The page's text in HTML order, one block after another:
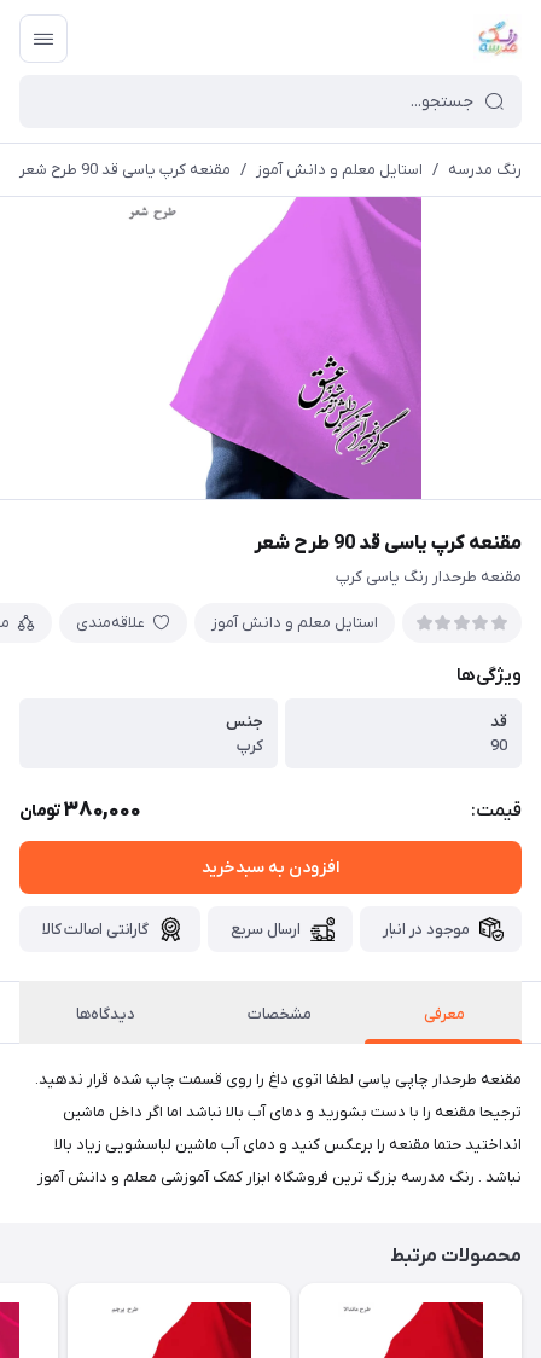
رنگ مدرسه / استایل معلم و دانش آموز / مقنعه کرپ یاسی قد 90 طرح شعر
مقنعه کرپ یاسی قد 90 طرح شعر
مقنعه طرحدار رنگ یاسی کرپ
استایل معلم و دانش آموز علاقه‌مندی
ویژگی‌ها
قد
90
جنس
کرپ
قیمت: 380,000تومان
افزودن به سبدخرید
موجود در انبار ارسال سریع گارانتی اصالت کالا
معرفی مشخصات دیدگاه‌ها
مقنعه طرحدار چاپی یاسی لطفا اتوی داغ را روی قسمت چاپ شده قرار ندهید.
ترجیحا مقنعه را با دست بشورید و دمای آب بالا نباشد اما اگر داخل ماشین
انداختید حتما مقنعه را برعکس کنید و دمای آب ماشین لباسشویی زیاد بالا
نباشد . رنگ مدرسه بزرگ ترین فروشگاه ابزار کمک آموزشی معلم و دانش آموز
محصولات مرتبط